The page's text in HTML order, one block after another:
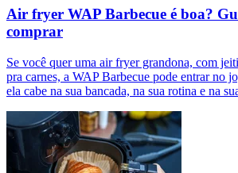
Air fryer WAP Barbecue é boa?
comprar
Se você quer uma air fryer grandona, com
pra carnes, a WAP Barbecue pode entrar no
ela cabe na sua bancada, na sua rotina e na